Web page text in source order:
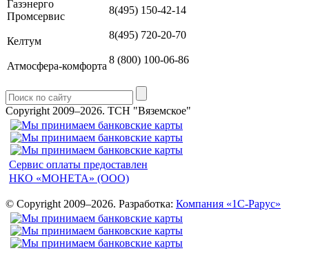
Газэнерго
Промсервис
Келтум
Атмосфера-комфорта
8(495) 150-42-14
8(495) 720-20-70
8 (800) 100-06-86
Copyright 2009–2026. ТСН "Вяземское"
Сервис оплаты предоставлен
НКО «МОНЕТА» (ООО)
© Copyright 2009–2026. Разработка: Компания «1С-Рарус»